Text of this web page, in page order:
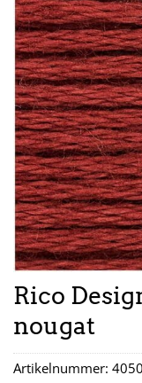
Rico
nougat
Artikelnummer: